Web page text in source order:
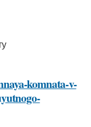
komnata-v-